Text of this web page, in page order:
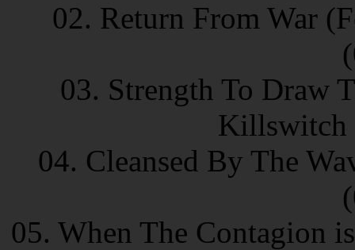
02. Return From War
03. Strength To Draw
Killswitch
04. Cleansed By The
05. When The Contagion